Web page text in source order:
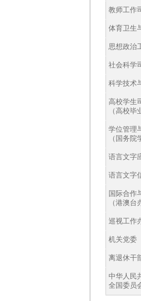
教师工作
体育卫生
思想政治
社会科学
科学技术
高校学生
（高校毕
学位管理
（国务院
语言文字
语言文字
国际合作
（港澳台
巡视工作
机关党委
离退休干
中华人民
全国委员